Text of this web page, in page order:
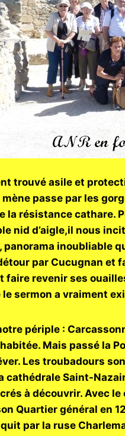
trouvé asile et
passe par les
la résistance cathare.
nid d’aigle,il nous
inoubliable
par Cucugnan et
faire revenir ses
sermon a vraiment
périple :
Mais passé la
Les troubadours
cathédrale Saint-
à découvrir. Avec
Quartier général en
par la ruse